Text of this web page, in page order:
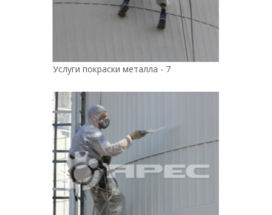
Услуги покраски металла - 7